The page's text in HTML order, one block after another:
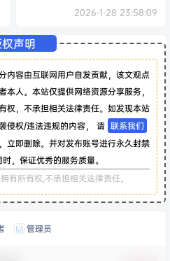
2026-1-28 23:58:09
声明
内容由互联网用户自发贡献，该文观点
本人。本站仅提供网络资源分享服务，
权，不承担相关法律责任。如发现本站
侵权/违法违规的内容， 请 联系我们
立即删除。并对发布账号进行永久封禁
，保证优秀的服务质量。
有所有权,不承担相关法律责任。
M 管理员